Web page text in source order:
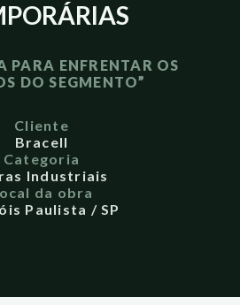
PARA ENFRENTAR OS
DO SEGMENTO”
Cliente
Bracell
Categoria
Industriais
da obra
Paulista / SP